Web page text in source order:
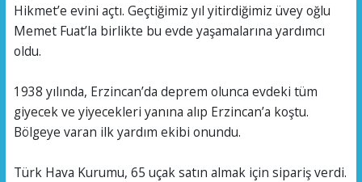
Hikmet’e evini açtı. Geçtiğimiz yıl yitirdiğimiz üvey oğlu
Memet Fuat’la birlikte bu evde yaşamalarına yardımcı
oldu.
1938 yılında, Erzincan’da deprem olunca evdeki tüm
giyecek ve yiyecekleri yanına alıp Erzincan’a koştu.
Bölgeye varan ilk yardım ekibi onundu.
Türk Hava Kurumu, 65 uçak satın almak için sipariş verdi.